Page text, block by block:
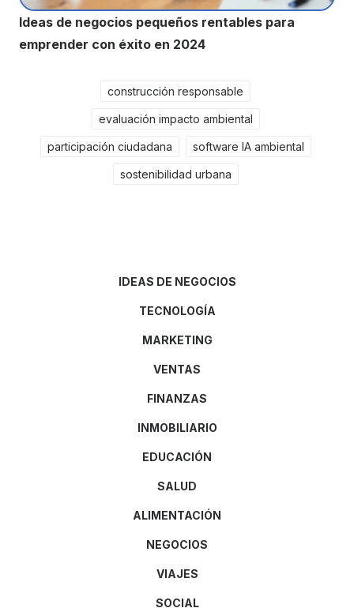
Ideas de negocios pequeños rentables para
emprender con éxito en 2024
construcción responsable
evaluación impacto ambiental
participación ciudadana software IA ambiental
sostenibilidad urbana
IDEAS DE NEGOCIOS
TECNOLOGÍA
MARKETING
VENTAS
FINANZAS
INMOBILIARIO
EDUCACIÓN
SALUD
ALIMENTACIÓN
NEGOCIOS
VIAJES
SOCIAL